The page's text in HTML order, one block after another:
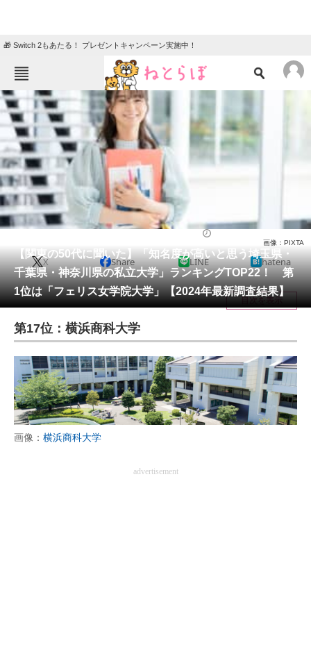
🎁 Switch 2もあたる！ プレゼントキャンペーン実施中！
ねとらぼメニュー
TOP ニュース
エンタメ クイズ
グルメ 地域
住まい 教育・育児
動物 リサーチ
会員記事
メディア
注目記事を集めた総合ページ
ITの今と未来を見通す
スマホと通信の最新トレンド
進化するPCとデバイスの未来
【関東の50代に聞いた】「知名度が高いと思う埼玉県・
千葉県・神奈川県の私立大学」ランキングTOP22！ 第
1位は「フェリス女学院大学」【2024年最新調査結果】
画像：PIXTA
X Share LINE hatena
目次を表示
第17位：横浜商科大学
画像： 横浜商科大学
advertisement